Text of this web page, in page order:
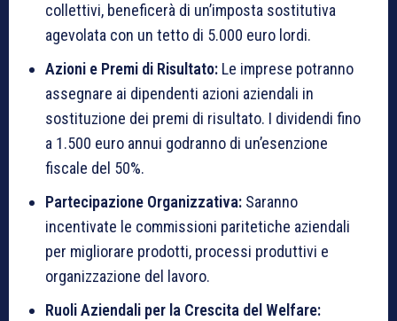
collettivi, beneficerà di un’imposta sostitutiva
agevolata con un tetto di 5.000 euro lordi.
Azioni e Premi di Risultato: Le imprese potranno
assegnare ai dipendenti azioni aziendali in
sostituzione dei premi di risultato. I dividendi fino
a 1.500 euro annui godranno di un’esenzione
fiscale del 50%.
Partecipazione Organizzativa: Saranno
incentivate le commissioni paritetiche aziendali
per migliorare prodotti, processi produttivi e
organizzazione del lavoro.
Ruoli Aziendali per la Crescita del Welfare: